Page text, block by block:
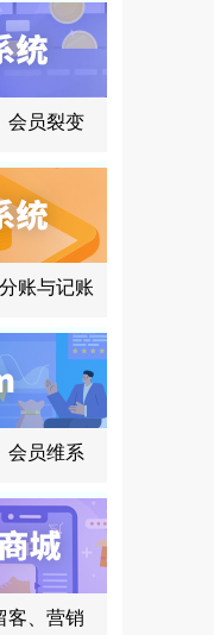
会员裂变
账与记账
会员维系
客、营销